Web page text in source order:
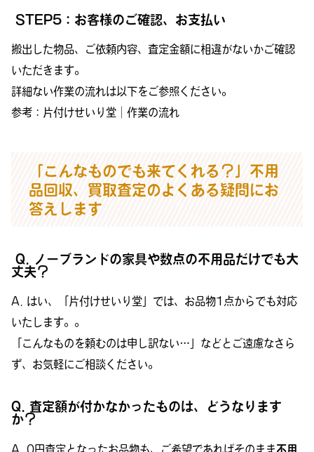
STEP5：お客様のご確認、お支払い
搬出した物品、ご依頼内容、査定金額に相違がないかご確認
いただきます。
詳細ない作業の流れは以下をご参照ください。
参考： 片付けせいり堂｜作業の流れ
「こんなものでも来てくれる？」不用
品回収、買取査定のよくある疑問にお
答えします
Q. ノーブランドの家具や数点の不用品だけでも大
丈夫？
A. はい、「片付けせいり堂」では、お品物1点からでも対応
いたします。。
「こんなものを頼むのは申し訳ない…」などとご遠慮なさら
ず、お気軽にご相談ください。
Q. 査定額が付かなかったものは、どうなります
か？
A. 0円査定となったお品物も、ご希望であればそのまま不用